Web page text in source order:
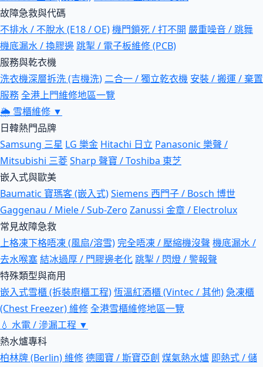
故障急救與代碼
不排水 / 不脫水 (E18 / OE)機門鎖死 / 打不開 嚴重噪音 / 跳舞
機底漏水 / 換膠邊跳掣 / 電子板維修 (PCB)
服務與乾衣機
洗衣機深層拆洗 (吉機洗) 二合一 / 獨立乾衣機 安裝 / 搬運 / 棄置
服務全港上門維修地區一覽
🌦 雪櫃維修 ▼
日韓熱門品牌
Samsung 三星 LG 樂金 Hitachi 日立 Panasonic 樂聲 /
Mitsubishi 三菱Sharp 聲寶 / Toshiba 東芝
嵌入式與歐美
Baumatic 寶瑪客 (嵌入式)Siemens 西門子 / Bosch 博世
Gaggenau / Miele / Sub-Zero Zanussi 金章 / Electrolux
常見故障急救
上格凍下格唔凍 (風扇/溶雪)完全唔凍 / 壓縮機沒聲 機底漏水 /
去水喉塞結冰過厚 / 門膠邊老化跳掣 / 閃燈 / 警報聲
特殊類型與商用
嵌入式雪櫃 (拆裝廚櫃工程)恆溫紅酒櫃 (Vintec / 其他)急凍櫃
(Chest Freezer) 維修全港雪櫃維修地區一覽
💧 水電 / 滲漏工程 ▼
熱水爐專科
柏林牌 (Berlin) 維修德國寶 / 斯寶亞創 煤氣熱水爐 即熱式 / 儲